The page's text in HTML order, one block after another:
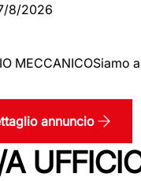
8/2026
annuncio
A